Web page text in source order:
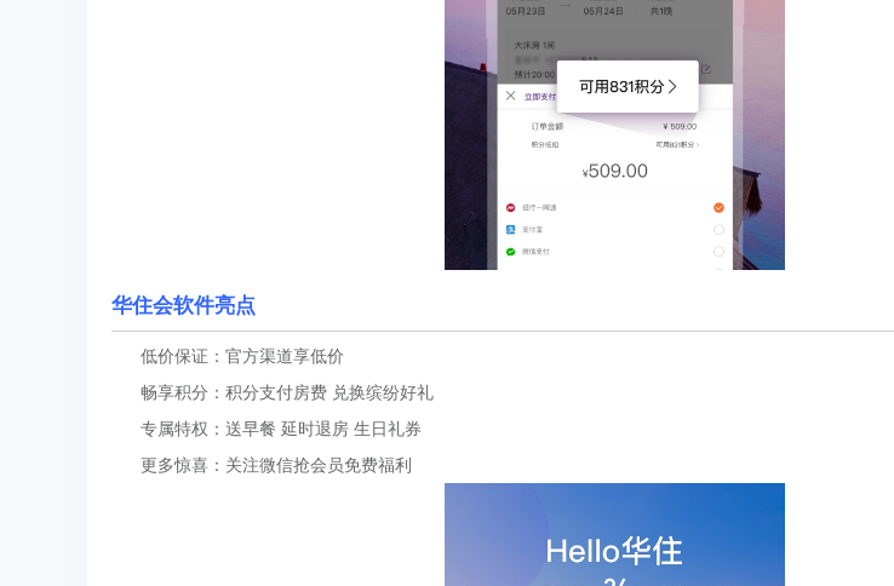
华住会软件亮点
低价保证：官方渠道享低价
畅享积分：积分支付房费 兑换缤纷好礼
专属特权：送早餐 延时退房 生日礼券
更多惊喜：关注微信抢会员免费福利